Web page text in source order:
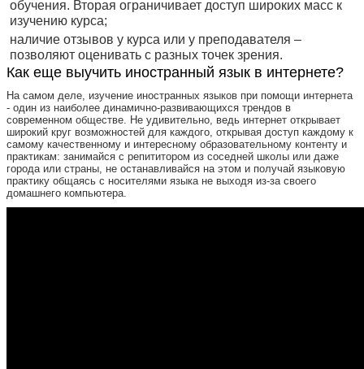
обучения. Вторая ограничивает доступ широких масс к
изучению курса;
наличие отзывов у курса или у преподавателя –
позволяют оценивать с разных точек зрения.
Как еще выучить иностранный язык в интернете?
На самом деле, изучение иностранных языков при помощи интернета
- один из наиболее динамично-развивающихся трендов в
современном обществе. Не удивительно, ведь интернет открывает
широкий круг возможностей для каждого, открывая доступ каждому к
самому качественному и интересному образовательному контенту и
практикам: занимайся с репититором из соседней школы или даже
города или страны, не останавливайся на этом и получай языковую
практику общаясь с носителями языка не выходя из-за своего
домашнего компьютера.